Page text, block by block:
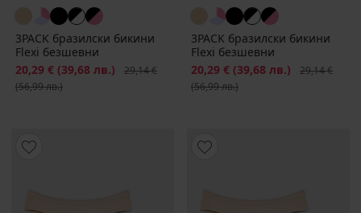
3PACK бразилски бикини
Flexi безшевни
Намаление
20,29 € (39,68 лв.) Първоначална цена
29,14 €
(56,99 лв.)
3PACK бразилски бикини
Flexi безшевни
Намаление
20,29 € (39,68 лв.)
29,14 €
(56,99 лв.)